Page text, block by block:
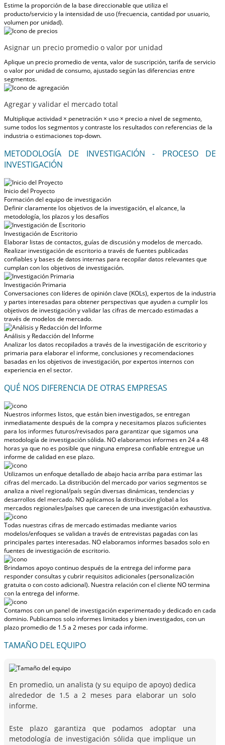
Estime la proporción de la base direccionable que utiliza el
producto/servicio y la intensidad de uso (frecuencia, cantidad por usuario,
volumen por unidad).
Asignar un precio promedio o valor por unidad
Aplique un precio promedio de venta, valor de suscripción, tarifa de servicio
o valor por unidad de consumo, ajustado según las diferencias entre
segmentos.
Agregar y validar el mercado total
Multiplique actividad × penetración × uso × precio a nivel de segmento,
sume todos los segmentos y contraste los resultados con referencias de la
industria o estimaciones top-down.
METODOLOGÍA DE INVESTIGACIÓN - PROCESO DE
INVESTIGACIÓN
Inicio del Proyecto
Formación del equipo de investigación
Definir claramente los objetivos de la investigación, el alcance, la
metodología, los plazos y los desafíos
Investigación de Escritorio
Elaborar listas de contactos, guías de discusión y modelos de mercado.
Realizar investigación de escritorio a través de fuentes publicadas
confiables y bases de datos internas para recopilar datos relevantes que
cumplan con los objetivos de investigación.
Investigación Primaria
Conversaciones con líderes de opinión clave (KOLs), expertos de la industria
y partes interesadas para obtener perspectivas que ayuden a cumplir los
objetivos de investigación y validar las cifras de mercado estimadas a
través de modelos de mercado.
Análisis y Redacción del Informe
Analizar los datos recopilados a través de la investigación de escritorio y
primaria para elaborar el informe, conclusiones y recomendaciones
basadas en los objetivos de investigación, por expertos internos con
experiencia en el sector.
QUÉ NOS DIFERENCIA DE OTRAS EMPRESAS
Nuestros informes listos, que están bien investigados, se entregan
inmediatamente después de la compra y necesitamos plazos suficientes
para los informes futuros/revisados para garantizar que sigamos una
metodología de investigación sólida. NO elaboramos informes en 24 a 48
horasya que no es posible que ninguna empresa confiable entregue un
informe de calidad en ese plazo.
Utilizamos un enfoque detallado de abajo hacia arriba para estimar las
cifras del mercado. La distribución del mercado por varios segmentos se
analiza a nivel regional/país según diversas dinámicas, tendencias y
desarrollos del mercado. NO aplicamos la distribución global a los
mercados regionales/paísesque carecen de una investigación exhaustiva.
Todas nuestras cifras de mercado estimadas mediante varios
modelos/enfoques se validan a través de entrevistas pagadas con las
principales partes interesadas. NO elaboramos informes basados solo en
fuentes de investigación de escritorio.
Brindamos apoyo continuo después de la entrega del informe para
responder consultas y cubrir requisitos adicionales (personalización
gratuita o con costo adicional). Nuestra relación con el cliente NO termina
con la entrega del informe.
Contamos con un panel de investigación experimentado y dedicado en cada
dominio. Publicamos solo informes limitados y bien investigados, con un
plazo promedio de 1.5 a 2 meses por cada informe.
TAMAÑO DEL EQUIPO
En promedio, un analista (y su equipo de apoyo) dedica
alrededor de 1.5 a 2 meses para elaborar un solo
informe.
Este plazo garantiza que podamos adoptar una
metodología de investigación sólida que implique un